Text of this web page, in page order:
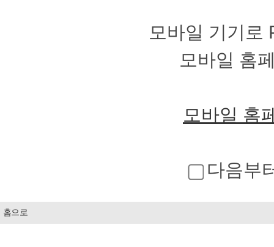
모바일 기기로
모바일 홈
모바일 홈
다음부
홈으로